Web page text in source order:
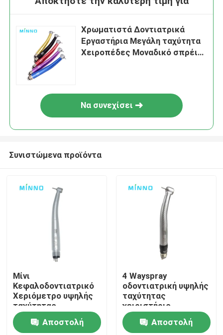
Προϊόντα
Σχετικά με εμάς
Χρωματιστά Δοντιατρικά
Εργαστήρια Μεγάλη ταχύτητα
Χειροπέδες Μοναδικό σπρέι
Να συνεχίσει
Συνιστώμενα προϊόντα
Μίνι
Κεφαλοδοντιατρικό
Χεριόμετρο υψηλής
ταχύτητας
320000RPM-
400000RPMΑποστολή
4 Wayspray
οδοντιατρική υψηλής
ταχύτητας
χειριστήριο
οδοντιατρική αέρα
με LED Αποστολή